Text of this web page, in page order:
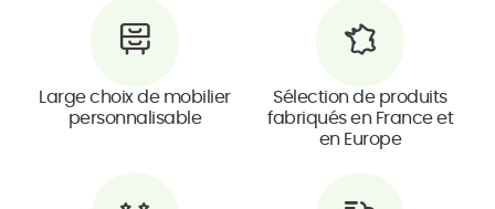
Large choix de mobilier
personnalisable
Sélection de produits
fabriqués en France et
en Europe